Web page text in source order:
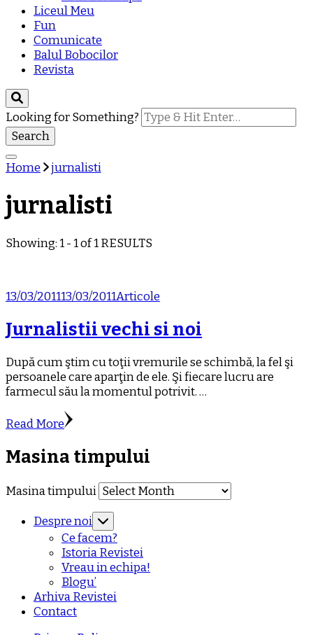
Liceul Meu
Fun
Comunicate
Balul Bobocilor
Revista
Looking for Something?
Home jurnalisti
jurnalisti
Showing: 1 - 1 of 1 RESULTS
13/03/201113/03/2011Articole
Jurnalistii vechi si noi
După cum ştim cu toţii vremurile se schimbă, la fel şi
persoanele care aparţin de ele. Şi fiecare lucru are
farmecul său la momentul potrivit. …
Read More
Masina timpului
Masina timpului
Despre noi
Ce facem?
Istoria Revistei
Vreau in echipa!
Blogu’
Arhiva Revistei
Contact